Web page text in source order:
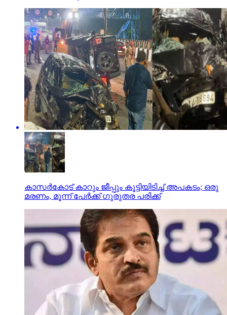
കാസര്‍കോട് കാറും ജീപ്പും കൂട്ടിയിടിച്ച് അപകടം; ഒരു
മരണം, മൂന്ന് പേര്‍ക്ക് ഗുരുതര പരിക്ക്